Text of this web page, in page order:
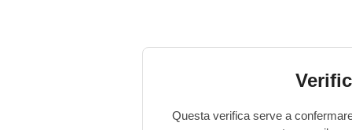
Questa verifica serve a